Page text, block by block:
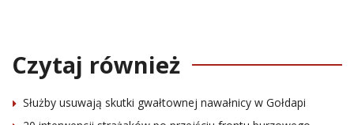
Czytaj również
Służby usuwają skutki gwałtownej nawałnicy w Gołdapi